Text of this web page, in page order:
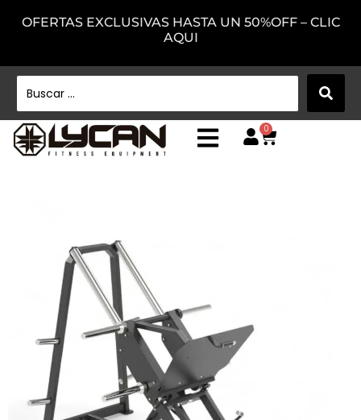
OFERTAS EXCLUSIVAS HASTA UN 50%OFF – CLIC
AQUI
0